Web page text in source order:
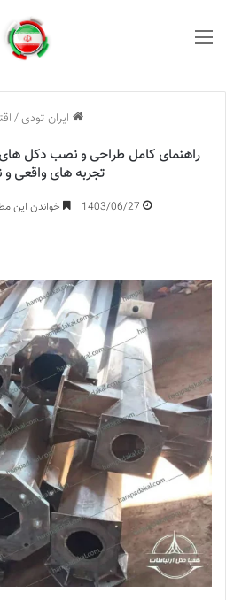
ایران تودی /
راهنمای کامل طراحی و نصب دکل های
تجربه های واقعی
1403/06/27 خواندن این مطلب 4 دقیقه